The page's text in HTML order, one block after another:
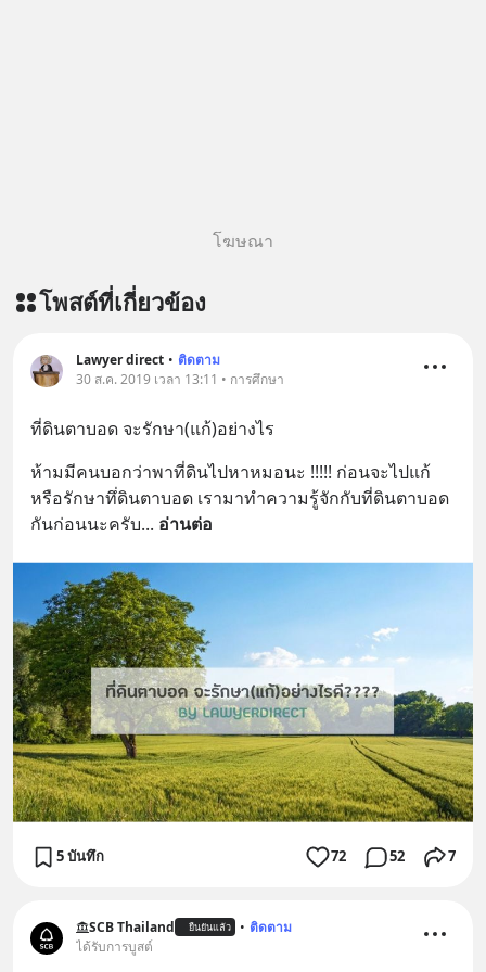
========================= 📣
=========================
ผลิตภัณฑ์เสริมอาหาร Diip CBD ช่วย
บรรเทาความเครียด ลดความวิตกกังวล
หลับมีประสิทธิภาพมากยิ่งขึ้น 📍 สนใจ
สั่งซื้อสินค้า Diip CBD 💬 LINE :
@diipgeek 🔗 หรือกดลิงก์
https://lin.ee/U91Fzyz
โฆษณา
โพสต์ที่เกี่ยวข้อง
Lawyer direct • ติดตาม
30 ส.ค. 2019 เวลา 13:11 • การศึกษา
ที่ดินตาบอด จะรักษา(แก้)อย่างไร
ห้ามมีคนบอกว่าพาที่ดินไปหาหมอนะ !!!!! ก่อนจะไปแก้
หรือรักษาทึ่ดินตาบอด เรามาทำความรู้จักกับที่ดินตาบอด
กันก่อนนะครับ... อ่านต่อ
5 บันทึก 72 52 7
SCB Thailand ยืนยันแล้ว • ติดตาม
ได้รับการบูสต์